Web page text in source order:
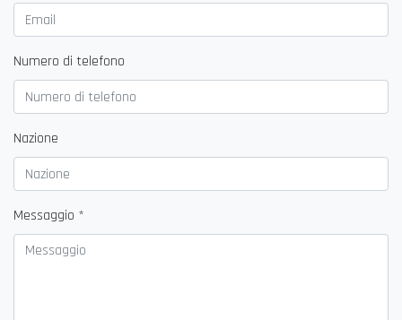
Numero di telefono
Nazione
Messaggio *